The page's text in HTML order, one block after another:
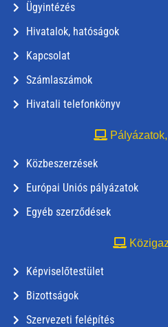
Ügyintézés
Hivatalok, hatóságok
Kapcsolat
Számlaszámok
Hivatali telefonkönyv
Közbeszerzések
Európai Uniós pályázatok
Egyéb szerződések
Képviselőtestület
Bizottságok
Szervezeti felépítés